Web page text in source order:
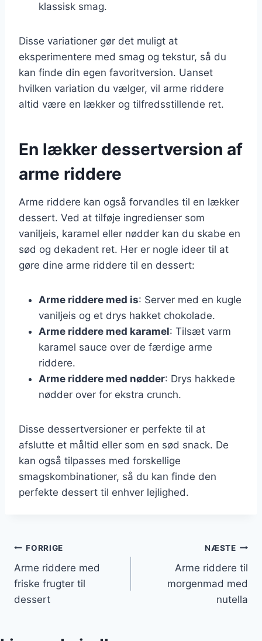
klassisk smag.
Disse variationer gør det muligt at
eksperimentere med smag og tekstur, så du
kan finde din egen favoritversion. Uanset
hvilken variation du vælger, vil arme riddere
altid være en lækker og tilfredsstillende ret.
En lækker dessertversion af
arme riddere
Arme riddere kan også forvandles til en lækker
dessert. Ved at tilføje ingredienser som
vaniljeis, karamel eller nødder kan du skabe en
sød og dekadent ret. Her er nogle ideer til at
gøre dine arme riddere til en dessert:
Arme riddere med is: Server med en kugle
vaniljeis og et drys hakket chokolade.
Arme riddere med karamel: Tilsæt varm
karamel sauce over de færdige arme
riddere.
Arme riddere med nødder: Drys hakkede
nødder over for ekstra crunch.
Disse dessertversioner er perfekte til at
afslutte et måltid eller som en sød snack. De
kan også tilpasses med forskellige
smagskombinationer, så du kan finde den
perfekte dessert til enhver lejlighed.
Indlægsnavigation
FORRIGE
Arme riddere med
friske frugter til
dessert
NÆSTE
Arme riddere til
morgenmad med
nutella